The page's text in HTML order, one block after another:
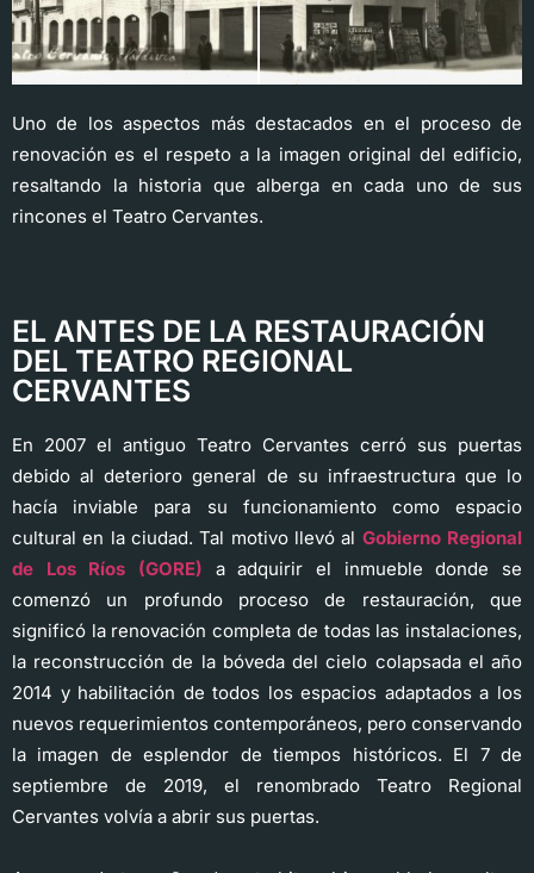
Uno de los aspectos más destacados en el proceso de
renovación es el respeto a la imagen original del edificio,
resaltando la historia que alberga en cada uno de sus
rincones el Teatro Cervantes.
EL ANTES DE LA RESTAURACIÓN
DEL TEATRO REGIONAL
CERVANTES
En 2007 el antiguo Teatro Cervantes cerró sus puertas
debido al deterioro general de su infraestructura que lo
hacía inviable para su funcionamiento como espacio
cultural en la ciudad. Tal motivo llevó al Gobierno Regional
de Los Ríos (GORE) a adquirir el inmueble donde se
comenzó un profundo proceso de restauración, que
significó la renovación completa de todas las instalaciones,
la reconstrucción de la bóveda del cielo colapsada el año
2014 y habilitación de todos los espacios adaptados a los
nuevos requerimientos contemporáneos, pero conservando
la imagen de esplendor de tiempos históricos. El 7 de
septiembre de 2019, el renombrado Teatro Regional
Cervantes volvía a abrir sus puertas.